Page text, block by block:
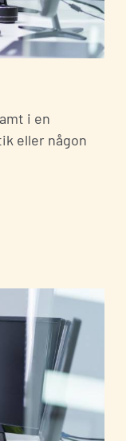
i en
eller någon